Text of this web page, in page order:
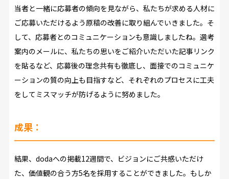
当者と一緒に応募者の傾向を見ながら、私たちが求める人材に
ご応募いただけるよう原稿の改善に取り組んでいきました。そ
して、応募者とのコミュニケーションも意識しましたね。選考
案内のメールに、私たちの思いをご紹介いただいた記事リンク
を貼るなど、応募後の理念共有も徹底し、面接でのコミュニケ
ーションの質の向上も目指すなど、それぞれのプロセスに工夫
をしてミスマッチが防げるように努めました。
成果：
結果、dodaへの掲載12週間で、ビジョンにご共感いただけ
た、価値観の合う方5名を採用することができました。もしか